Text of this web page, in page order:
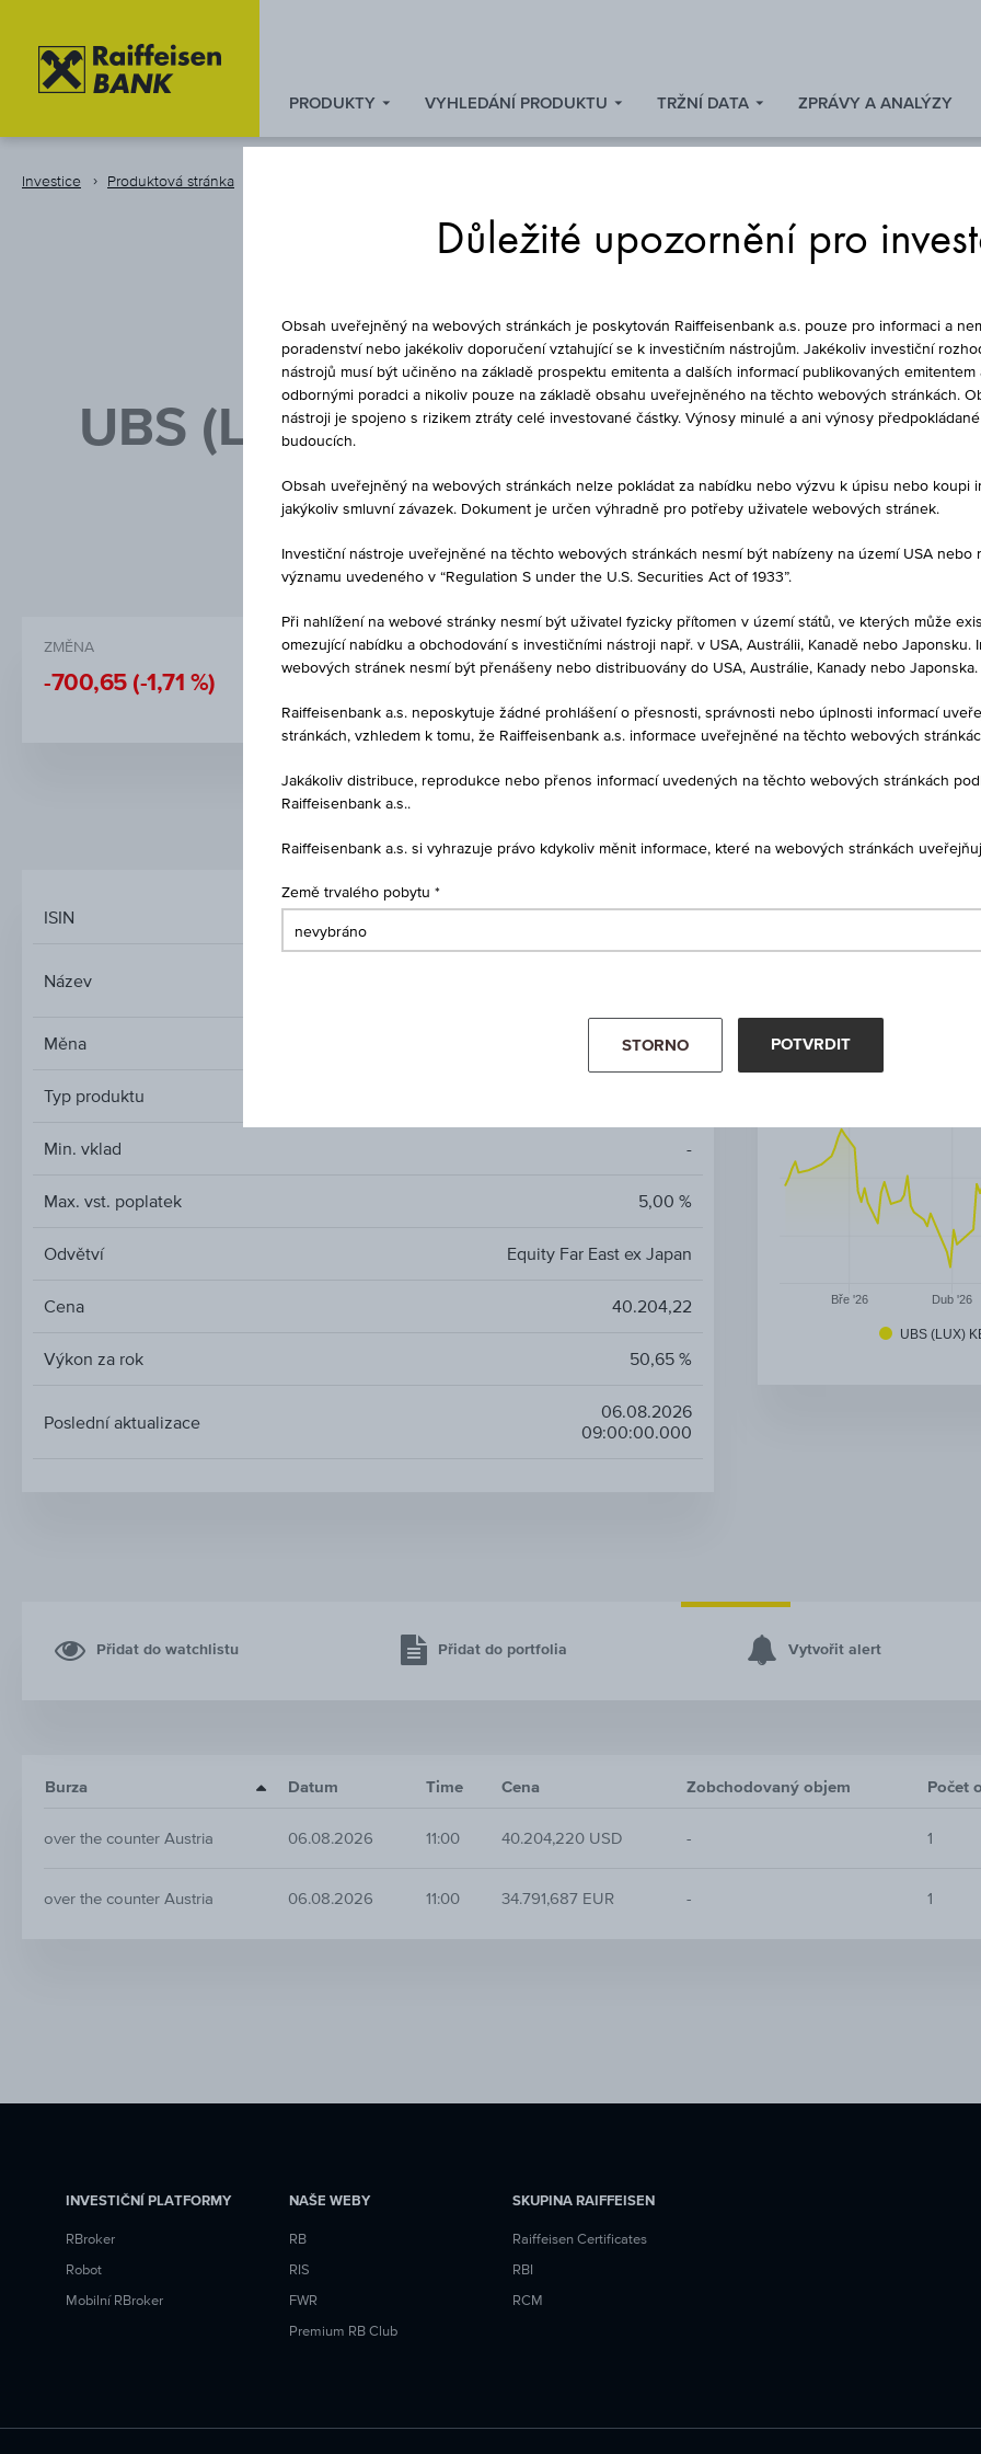
springen
Quicklinks
springen
PRODUKTY VYHLEDÁNÍ PRODUKTU TRŽNÍ DATA ZPRÁVY A ANALÝZY
Investice Produktová stránka
FOND
UBS (LUX) KEY SELECTION SICAV
(USD) - UX ACC
ZMĚNA
-700,65(-1,71 %)
CENA
40.204,22
MĚNA
USD
ISIN LU0425186540
Název
Měna USD
Typ produktu
Min. vklad -
Max. vst. poplatek 5,00 %
Odvětví Equity Far East ex Japan
Cena 40.204,22
Výkon za rok 50,65 %
Poslední aktualizace
06.08.2026
09:00:00.000
UBS (LUX)
Bře '26 Dub '26
Přidat do watchlistu Přidat do portfolia Vytvořit alert
Burza Datum Time Cena Zobchodovaný objem Počet
over the counter Austria 06.08.2026 11:00 40.204,220 USD - 1
over the counter Austria 06.08.2026 11:00 34.791,687 EUR - 1
INVESTIČNÍ PLATFORMY
RBroker
Robot
Mobilní RBroker
NAŠE WEBY
RB
RIS
FWR
Premium RB Club
SKUPINA RAIFFEISEN
Raiffeisen Certificates
RBI
RCM
Důležité upozornění pro
Obsah uveřejněný na webových stránkách je poskytován Raiffeisenbank a.s. pouze pro informaci a
poradenství nebo jakékoliv doporučení vztahující se k investičním nástrojům. Jakékoliv investiční
nástrojů musí být učiněno na základě prospektu emitenta a dalších informací publikovaných
odbornými poradci a nikoliv pouze na základě obsahu uveřejněného na těchto webových stránkách.
nástroji je spojeno s rizikem ztráty celé investované částky. Výnosy minulé a ani výnosy
budoucích.
Obsah uveřejněný na webových stránkách nelze pokládat za nabídku nebo výzvu k úpisu nebo koupi
jakýkoliv smluvní závazek. Dokument je určen výhradně pro potřeby uživatele webových stránek.
Investiční nástroje uveřejněné na těchto webových stránkách nesmí být nabízeny na území USA nebo
významu uvedeného v “Regulation S under the U.S. Securities Act of 1933”.
Při nahlížení na webové stránky nesmí být uživatel fyzicky přítomen v území států, ve kterých může
omezující nabídku a obchodování s investičními nástroji např. v USA, Austrálii, Kanadě nebo Japonsku.
webových stránek nesmí být přenášeny nebo distribuovány do USA, Austrálie, Kanady nebo Japonska.
Raiffeisenbank a.s. neposkytuje žádné prohlášení o přesnosti, správnosti nebo úplnosti informací
stránkách, vzhledem k tomu, že Raiffeisenbank a.s. informace uveřejněné na těchto webových
Jakákoliv distribuce, reprodukce nebo přenos informací uvedených na těchto webových stránkách
Raiffeisenbank a.s..
Raiffeisenbank a.s. si vyhrazuje právo kdykoliv měnit informace, které na webových stránkách
Země trvalého pobytu
STORNO POTVRDIT